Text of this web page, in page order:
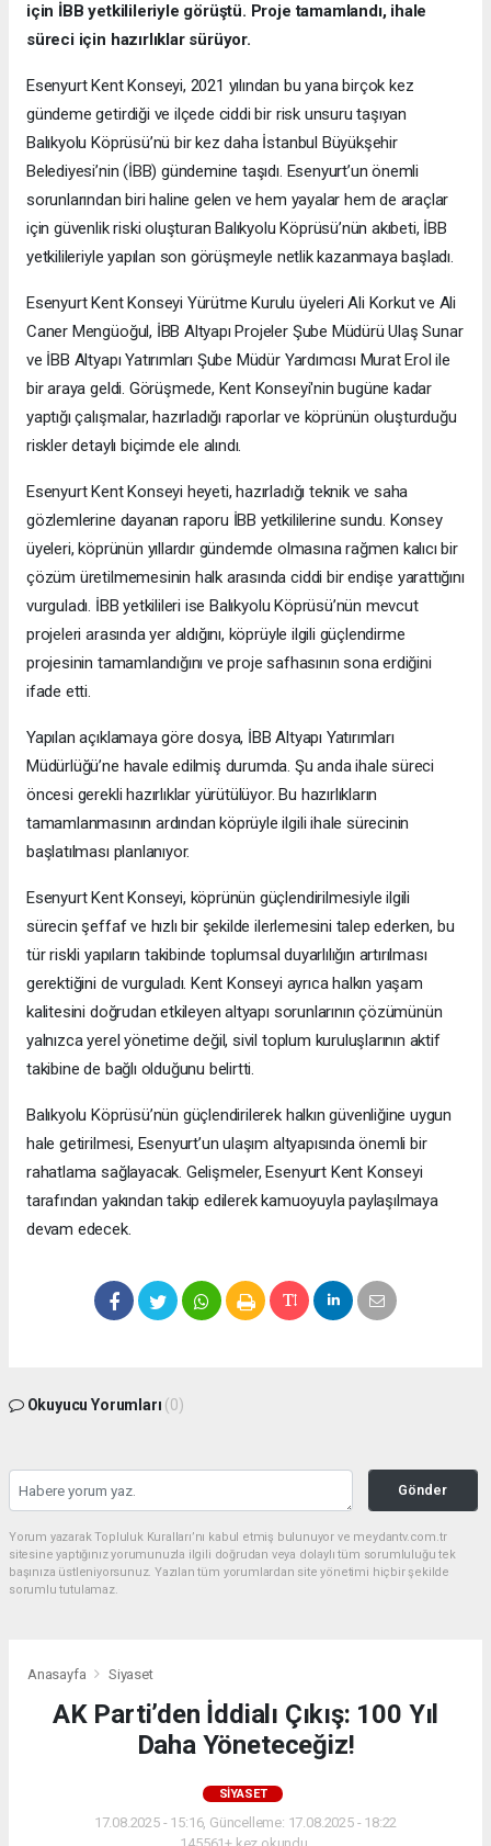
için İBB yetkilileriyle görüştü. Proje tamamlandı, ihale
süreci için hazırlıklar sürüyor.
Esenyurt Kent Konseyi, 2021 yılından bu yana birçok kez
gündeme getirdiği ve ilçede ciddi bir risk unsuru taşıyan
Balıkyolu Köprüsü’nü bir kez daha İstanbul Büyükşehir
Belediyesi’nin (İBB) gündemine taşıdı. Esenyurt’un önemli
sorunlarından biri haline gelen ve hem yayalar hem de araçlar
için güvenlik riski oluşturan Balıkyolu Köprüsü’nün akıbeti, İBB
yetkilileriyle yapılan son görüşmeyle netlik kazanmaya başladı.
Esenyurt Kent Konseyi Yürütme Kurulu üyeleri Ali Korkut ve Ali
Caner Mengüoğul, İBB Altyapı Projeler Şube Müdürü Ulaş Sunar
ve İBB Altyapı Yatırımları Şube Müdür Yardımcısı Murat Erol ile
bir araya geldi. Görüşmede, Kent Konseyi'nin bugüne kadar
yaptığı çalışmalar, hazırladığı raporlar ve köprünün oluşturduğu
riskler detaylı biçimde ele alındı.
Esenyurt Kent Konseyi heyeti, hazırladığı teknik ve saha
gözlemlerine dayanan raporu İBB yetkililerine sundu. Konsey
üyeleri, köprünün yıllardır gündemde olmasına rağmen kalıcı bir
çözüm üretilmemesinin halk arasında ciddi bir endişe yarattığını
vurguladı. İBB yetkilileri ise Balıkyolu Köprüsü’nün mevcut
projeleri arasında yer aldığını, köprüyle ilgili güçlendirme
projesinin tamamlandığını ve proje safhasının sona erdiğini
ifade etti.
Yapılan açıklamaya göre dosya, İBB Altyapı Yatırımları
Müdürlüğü’ne havale edilmiş durumda. Şu anda ihale süreci
öncesi gerekli hazırlıklar yürütülüyor. Bu hazırlıkların
tamamlanmasının ardından köprüyle ilgili ihale sürecinin
başlatılması planlanıyor.
Esenyurt Kent Konseyi, köprünün güçlendirilmesiyle ilgili
sürecin şeffaf ve hızlı bir şekilde ilerlemesini talep ederken, bu
tür riskli yapıların takibinde toplumsal duyarlılığın artırılması
gerektiğini de vurguladı. Kent Konseyi ayrıca halkın yaşam
kalitesini doğrudan etkileyen altyapı sorunlarının çözümünün
yalnızca yerel yönetime değil, sivil toplum kuruluşlarının aktif
takibine de bağlı olduğunu belirtti.
Balıkyolu Köprüsü’nün güçlendirilerek halkın güvenliğine uygun
hale getirilmesi, Esenyurt’un ulaşım altyapısında önemli bir
rahatlama sağlayacak. Gelişmeler, Esenyurt Kent Konseyi
tarafından yakından takip edilerek kamuoyuyla paylaşılmaya
devam edecek.
Okuyucu Yorumları (0)
Gönder
Yorum yazarak Topluluk Kuralları’nı kabul etmiş bulunuyor ve meydantv.com.tr
sitesine yaptığınız yorumunuzla ilgili doğrudan veya dolaylı tüm sorumluluğu tek
başınıza üstleniyorsunuz. Yazılan tüm yorumlardan site yönetimi hiçbir şekilde
sorumlu tutulamaz.
Anasayfa Siyaset
AK Parti’den İddialı Çıkış: 100 Yıl
Daha Yöneteceğiz!
SIYASET
17.08.2025 - 15:16, Güncelleme: 17.08.2025 - 18:22